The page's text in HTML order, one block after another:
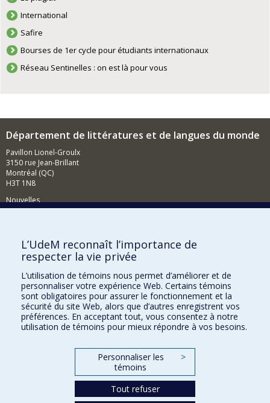
International
Safire
Bourses de 1er cycle pour étudiants internationaux
Réseau Sentinelles : on est là pour vous
Département de littératures et de langues du monde
Pavillon Lionel-Groulx
3150 rue Jean-Brillant
Montréal (QC)
H3T 1N8
Nouvelles
Comment soutenir le Département?
BESOIN D'AIDE?
Plan du site
Signaler une erreur
Accessibilité
FACULTÉ DES ARTS ET DES SCIENCES
Nos départements et écoles
L’UdeM reconnaît l’importance de
respecter la vie privée
L’utilisation de témoins nous permet d’améliorer et de
personnaliser votre expérience Web. Certains témoins
sont obligatoires pour assurer le fonctionnement et la
sécurité du site Web, alors que d’autres enregistrent vos
préférences. En acceptant tout, vous consentez à notre
utilisation de témoins pour mieux répondre à vos besoins.
Personnaliser les
témoins
>
Tout refuser